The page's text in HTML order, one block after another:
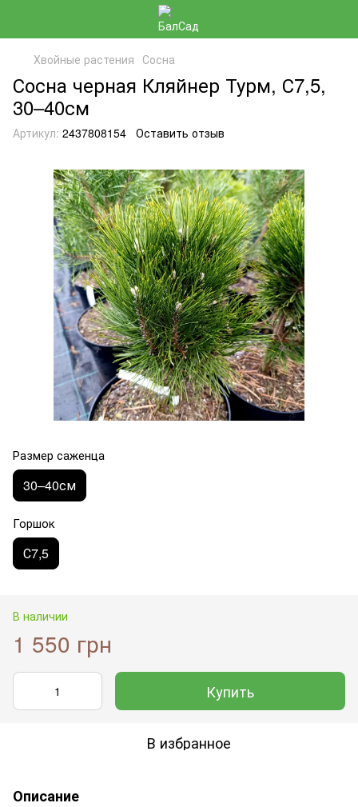
Хвойные растения Сосна
Сосна черная Кляйнер Турм, С7,5,
30–40см
Артикул: 2437808154 Оставить отзыв
Размер саженца
30–40см
Горшок
С7,5
В наличии
1 550 грн
Купить
В избранное
Описание